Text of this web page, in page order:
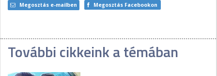
Megosztás e-mailben Megosztás Facebookon
További cikkeink a témában